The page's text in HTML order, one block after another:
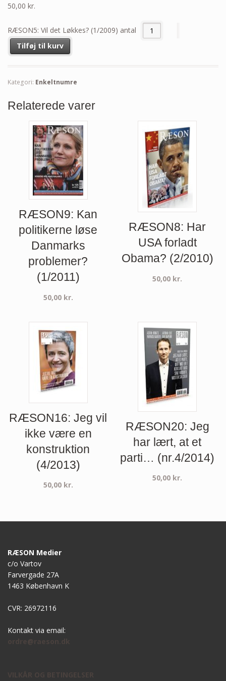
50,00 kr.
RÆSON5: Vil det Løkkes? (1/2009) antal
Tilføj til kurv
Kategori: Enkeltnumre
Relaterede varer
RÆSON9: Kan
politikerne løse
Danmarks
problemer?
(1/2011)
50,00 kr.
RÆSON8: Har
USA forladt
Obama? (2/2010)
50,00 kr.
RÆSON16: Jeg vil
ikke være en
konstruktion
(4/2013)
50,00 kr.
RÆSON20: Jeg
har lært, at et
parti… (nr.4/2014)
50,00 kr.
RÆSON Medier
c/o Vartov
Farvergade 27A
1463 København K
CVR: 26972116
Kontakt via email:
ordre@raeson.dk
VILKÅR OG BETINGELSER